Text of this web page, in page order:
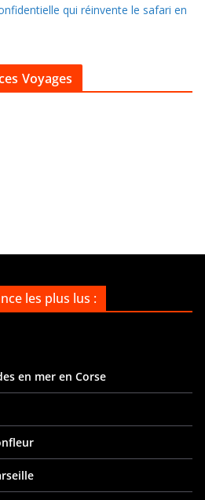
qui réinvente le safari en
Voyages
les plus lus :
en mer en Corse